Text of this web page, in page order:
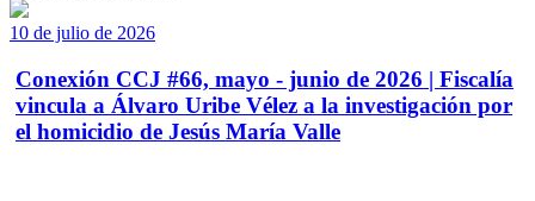
10 de julio de 2026
Conexión CCJ #66, mayo - junio de 2026 | Fiscalía
vincula a Álvaro Uribe Vélez a la investigación por
el homicidio de Jesús María Valle